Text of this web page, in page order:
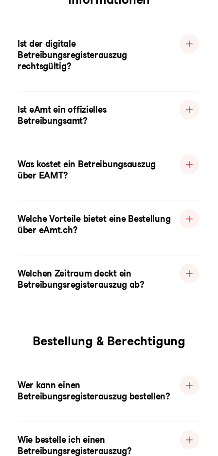
Ist der digitale
Betreibungsregisterauszug
rechtsgültig?
Ist eAmt ein offizielles
Betreibungsamt?
Was kostet ein Betreibungsauszug
über EAMT?
Welche Vorteile bietet eine Bestellung
über eAmt.ch?
Welchen Zeitraum deckt ein
Betreibungsregisterauszug ab?
Bestellung & Berechtigung
Wer kann einen
Betreibungsregisterauszug bestellen?
Wie bestelle ich einen
Betreibungsregisterauszug?